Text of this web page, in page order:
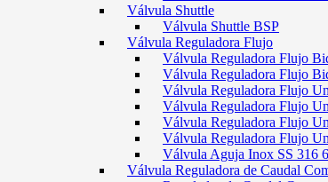
Válvula Shuttle
Válvula Shuttle BSP
Válvula Reguladora Flujo
Válvula Reguladora Flujo
Válvula Reguladora Flujo
Válvula Reguladora Flujo
Válvula Reguladora Flujo
Válvula Reguladora Flujo
Válvula Reguladora Flujo
Válvula Aguja Inox SS 316
Válvula Reguladora de Caudal